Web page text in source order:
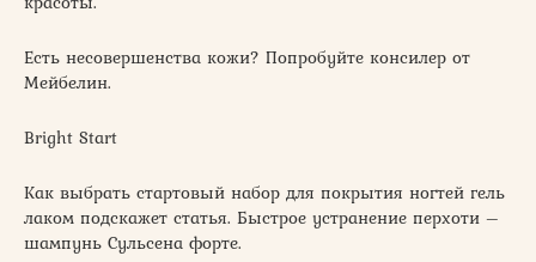
Есть несовершенства кожи? Попробуйте консилер от
Мейбелин.
Bright Start
Как выбрать стартовый набор для покрытия ногтей гель
лаком подскажет статья. Быстрое устранение перхоти –
шампунь Сульсена форте.